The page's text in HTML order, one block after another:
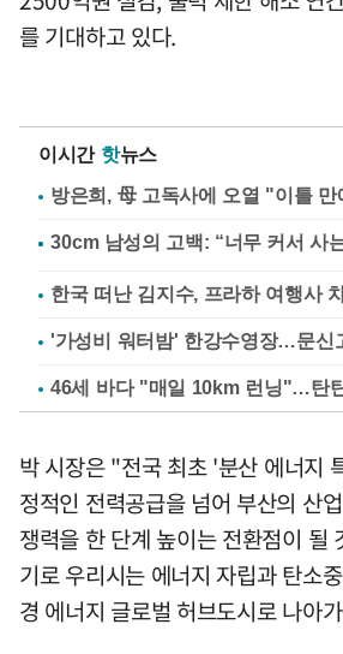
를 기대하고 있다.
이시간 핫뉴스
방은희, 母 고독사에 오열 "이틀
한국 떠난 김지수, 프라하 여행사
46세 바다 "매일 10km 런닝"…탄
박 시장은 "전국 최초 '분산 에너지
정적인 전력공급을 넘어 부산의 산
쟁력을 한 단계 높이는 전환점이 될
기로 우리시는 에너지 자립과 탄소
경 에너지 글로벌 허브도시로 나아